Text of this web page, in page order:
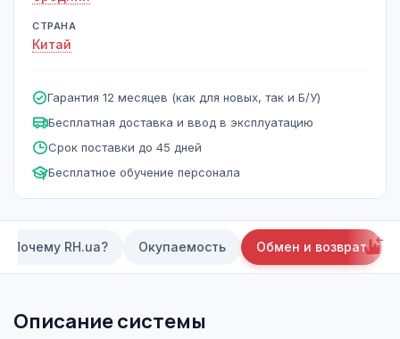
СТРАНА
Китай
Гарантия 12 месяцев (как для новых, так и Б/У)
Бесплатная доставка и ввод в эксплуатацию
Срок поставки до 45 дней
Бесплатное обучение персонала
Почему RH.ua? Окупаемость Обмен и возврат
Описание системы